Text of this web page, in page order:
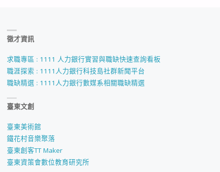
徵才資訊
求職專區 : 1111 人力銀行實習與職缺快速查詢看板
職涯探索 : 1111人力銀行科技島社群新聞平台
職缺精選 : 1111人力銀行數媒系相關職缺精選
臺東文創
臺東美術館
鐵花村音樂聚落
臺東創客TT Maker
臺東資策會數位教育研究所